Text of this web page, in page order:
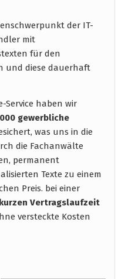
der IT-
mit
für den
und diese dauerhaft
Service haben wir
gewerbliche
was uns in die
die Fachanwälte
permanent
Texte zu einem
Preis. bei einer
Vertragslaufzeit
versteckte Kosten